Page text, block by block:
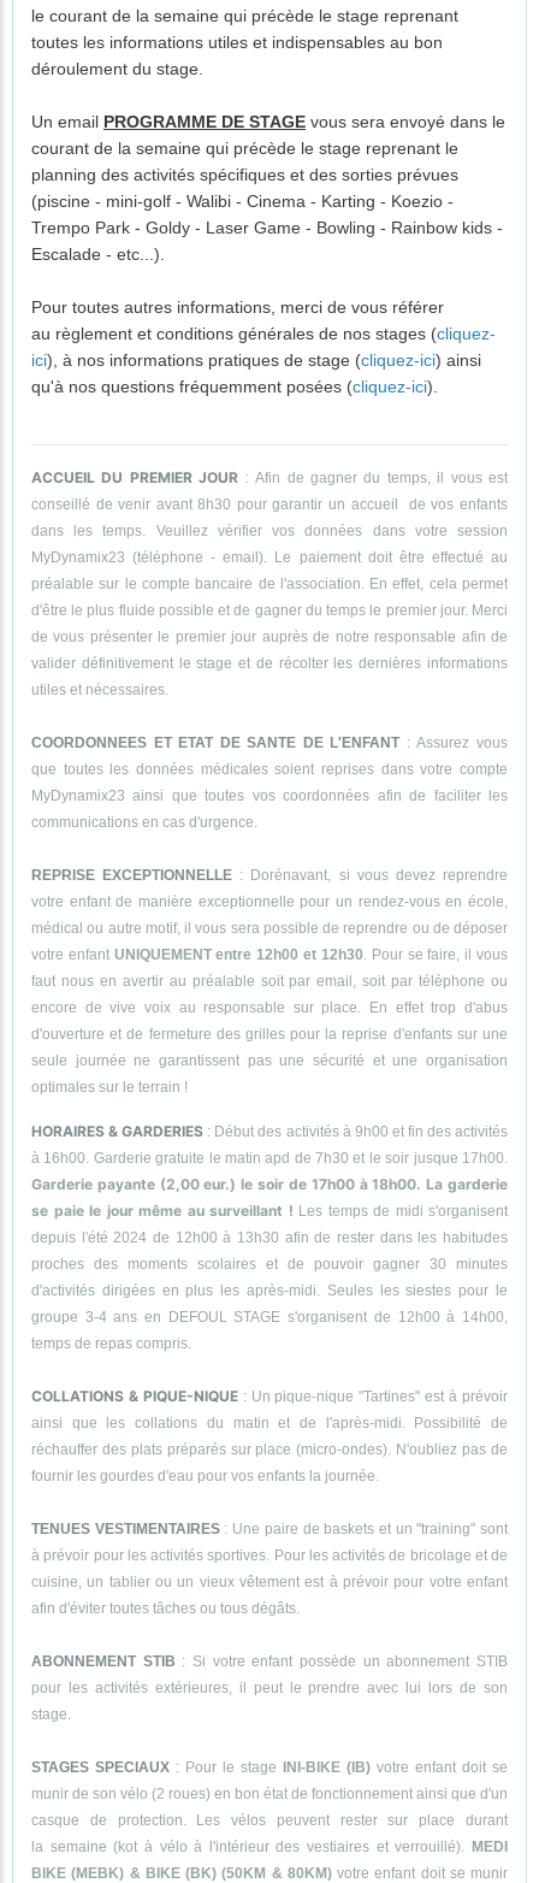
le courant de la semaine qui précède le stage reprenant
toutes les informations utiles et indispensables au bon
déroulement du stage.
Un email PROGRAMME DE STAGE vous sera envoyé dans le
courant de la semaine qui précède le stage reprenant le
planning des activités spécifiques et des sorties prévues
(piscine - mini-golf - Walibi - Cinema - Karting - Koezio -
Trempo Park - Goldy - Laser Game - Bowling - Rainbow kids -
Escalade - etc...).
Pour toutes autres informations, merci de vous référer
au règlement et conditions générales de nos stages (cliquez-
ici), à nos informations pratiques de stage (cliquez-ici) ainsi
qu'à nos questions fréquemment posées (cliquez-ici).
ACCUEIL DU PREMIER JOUR : Afin de gagner du temps, il vous est
conseillé de venir avant 8h30 pour garantir un accueil de vos enfants
dans les temps. Veuillez vérifier vos données dans votre session
MyDynamix23 (téléphone - email). Le paiement doit être effectué au
préalable sur le compte bancaire de l'association. En effet, cela permet
d'être le plus fluide possible et de gagner du temps le premier jour. Merci
de vous présenter le premier jour auprès de notre responsable afin de
valider définitivement le stage et de récolter les dernières informations
utiles et nécessaires.
COORDONNEES ET ETAT DE SANTE DE L'ENFANT: Assurez vous
que toutes les données médicales soient reprises dans votre compte
MyDynamix23 ainsi que toutes vos coordonnées afin de faciliter les
communications en cas d'urgence.
REPRISE EXCEPTIONNELLE : Dorénavant, si vous devez reprendre
votre enfant de manière exceptionnelle pour un rendez-vous en école,
médical ou autre motif, il vous sera possible de reprendre ou de déposer
votre enfant UNIQUEMENT entre 12h00 et 12h30. Pour se faire, il vous
faut nous en avertir au préalable soit par email, soit par téléphone ou
encore de vive voix au responsable sur place. En effet trop d'abus
d'ouverture et de fermeture des grilles pour la reprise d'enfants sur une
seule journée ne garantissent pas une sécurité et une organisation
optimales sur le terrain !
HORAIRES & GARDERIES : Début des activités à 9h00 et fin des activités
à 16h00. Garderie gratuite le matin apd de 7h30 et le soir jusque 17h00.
Garderie payante (2,00 eur.) le soir de 17h00 à 18h00. La garderie
se paie le jour même au surveillant ! Les temps de midi s'organisent
depuis l'été 2024 de 12h00 à 13h30 afin de rester dans les habitudes
proches des moments scolaires et de pouvoir gagner 30 minutes
d'activités dirigées en plus les après-midi. Seules les siestes pour le
groupe 3-4 ans en DEFOUL STAGE s'organisent de 12h00 à 14h00,
temps de repas compris.
COLLATIONS & PIQUE-NIQUE: Un pique-nique "Tartines" est à prévoir
ainsi que les collations du matin et de l'après-midi. Possibilité de
réchauffer des plats préparés sur place (micro-ondes). N'oubliez pas de
fournir les gourdes d'eau pour vos enfants la journée.
TENUES VESTIMENTAIRES: Une paire de baskets et un "training" sont
à prévoir pour les activités sportives. Pour les activités de bricolage et de
cuisine, un tablier ou un vieux vêtement est à prévoir pour votre enfant
afin d'éviter toutes tâches ou tous dégâts.
ABONNEMENT STIB : Si votre enfant possède un abonnement STIB
pour les activités extérieures, il peut le prendre avec lui lors de son
stage.
STAGES SPECIAUX : Pour le stage INI-BIKE (IB) votre enfant doit se
munir de son vélo (2 roues) en bon état de fonctionnement ainsi que d'un
casque de protection. Les vélos peuvent rester sur place durant
la semaine (kot à vélo à l'intérieur des vestiaires et verrouillé). MEDI
BIKE (MEBK) & BIKE (BK) (50KM & 80KM) votre enfant doit se munir